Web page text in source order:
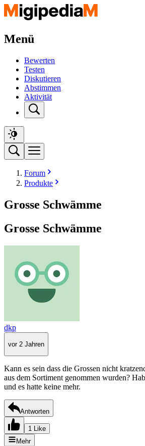
Menü
Bewerten
Testen
Diskutieren
Abstimmen
Aktivität
Forum
Produkte
Grosse Schwämme
Grosse Schwämme
dkp
vor 2 Jahren
Kann es sein dass die Grossen nicht
aus dem Sortiment genommen wurden?
und es hatte keine mehr.
Antworten
1 Like
Mehr